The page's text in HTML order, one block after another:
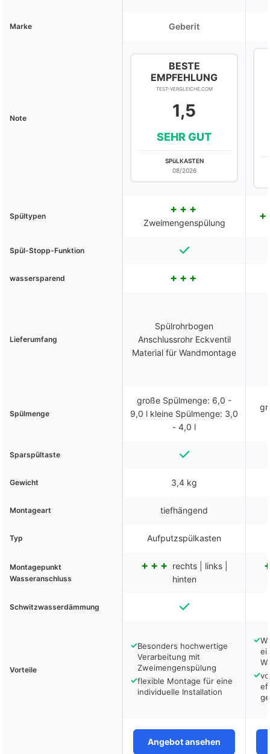
Marke Geberit
Note
BESTE
EMPFEHLUNG
TEST-VERGLEICHE.COM
1,5
SEHR GUT
SPüLKASTEN
08/2026
Spültypen
Zweimengenspülung
Spül-Stopp-Funktion
wassersparend
Lieferumfang
Spülrohrbogen
Anschlussrohr Eckventil
Material für Wandmontage
Spülmenge
große Spülmenge: 6,0 -
9,0 l kleine Spülmenge: 3,0
- 4,0 l
Sparspültaste
Gewicht 3,4 kg
Montageart tiefhängend
Typ Aufputzspülkasten
Montagepunkt
Wasseranschluss
rechts | links |
hinten
Schwitzwasserdämmung
Vorteile
✓Besonders hochwertige
Verarbeitung mit
Zweimengenspülung
✓flexible Montage für eine
individuelle Installation
✓
✓
Angebot ansehen